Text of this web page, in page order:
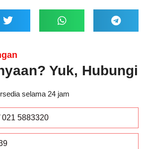
Yuk, Hubungi
selama 24 jam
5883320